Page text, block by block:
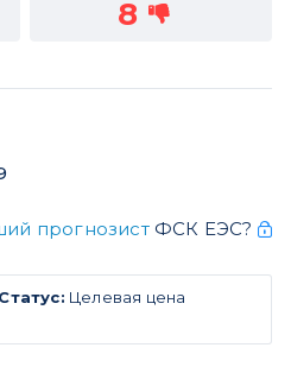
8
прогнозистФСК ЕЭС?
Статус: Целевая цена